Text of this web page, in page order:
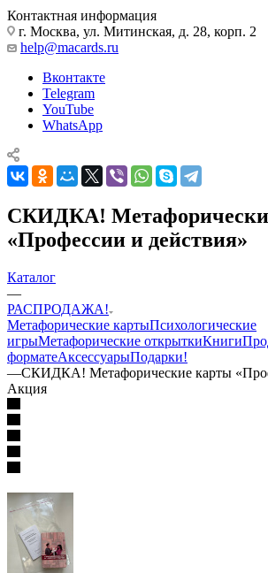
Контактная информация
г. Москва, ул. Митинская, д. 28, корп. 2
help@macards.ru
Вконтакте
Telegram
YouTube
WhatsApp
СКИДКА!
«Профессии и действия»
Каталог
—
РАСПРОДАЖА!
Mетафорические картыПсихологические
игрыМетафорические открыткиКниги
форматеАксессуарыПодарки!
—СКИДКА! Метафорические карты
Акция